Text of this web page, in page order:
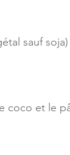
sauf soja)
coco et le